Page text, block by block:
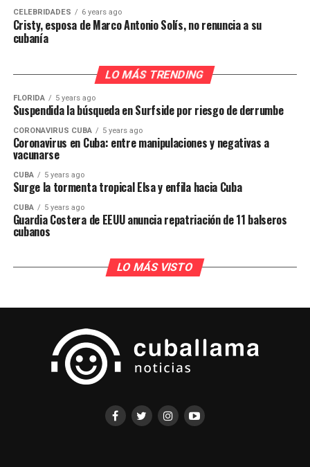
CELEBRIDADES 6 years ago
Cristy, esposa de Marco Antonio Solís, no renuncia a su
cubanía
LO MÁS TRENDING
FLORIDA 5 years ago
Suspendida la búsqueda en Surfside por riesgo de derrumbe
CORONAVIRUS CUBA 5 years ago
Coronavirus en Cuba: entre manipulaciones y negativas a
vacunarse
CUBA 5 years ago
Surge la tormenta tropical Elsa y enfila hacia Cuba
CUBA 5 years ago
Guardia Costera de EEUU anuncia repatriación de 11 balseros
cubanos
LO MÁS VISTO